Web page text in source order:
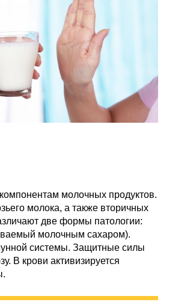
молочных продуктов.
молока, а также вторичных
две формы патологии:
молочным сахаром).
системы. Защитные силы
В крови активизируется